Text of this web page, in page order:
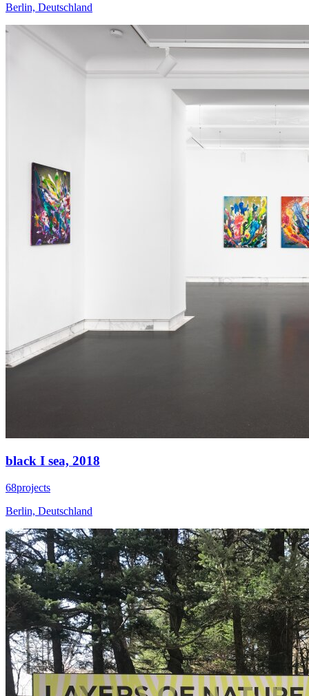
Berlin, Deutschland
black I sea, 2018
68projects
Berlin, Deutschland